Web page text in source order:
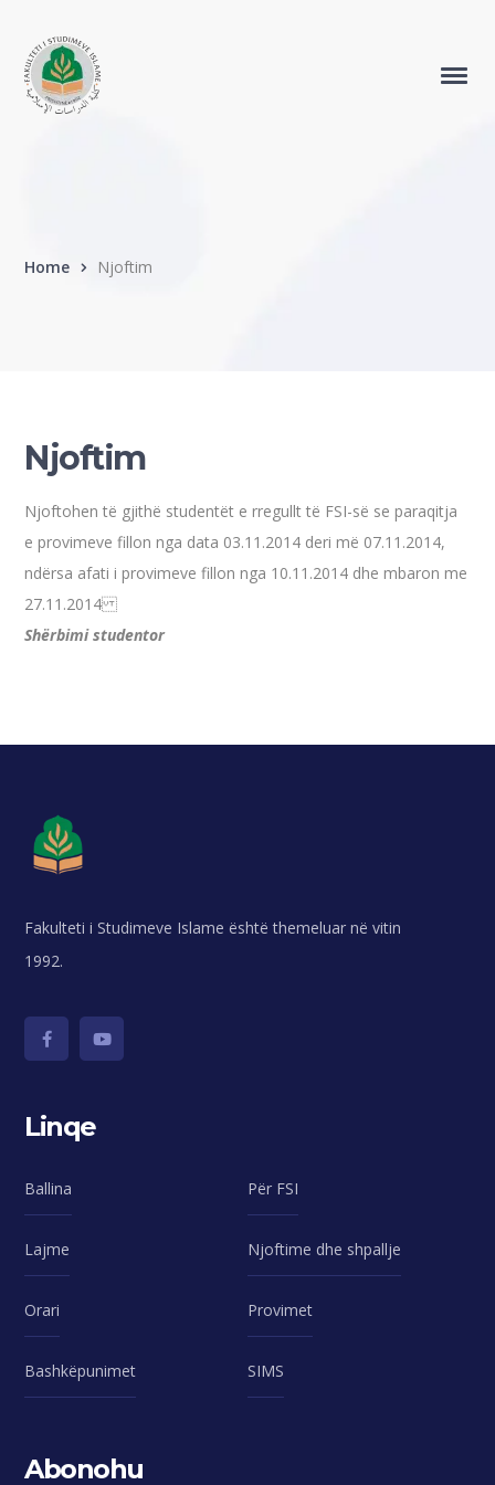
Home Njoftim
Njoftim
Njoftohen të gjithë studentët e rregullt të FSI-së se paraqitja
e provimeve fillon nga data 03.11.2014 deri më 07.11.2014,
ndërsa afati i provimeve fillon nga 10.11.2014 dhe mbaron me
27.11.2014
Shërbimi studentor
Fakulteti i Studimeve Islame është themeluar në vitin
1992.
Linqe
Ballina Për FSI
Lajme Njoftime dhe shpallje
Orari Provimet
Bashkëpunimet SIMS
Abonohu